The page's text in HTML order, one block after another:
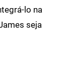
lo na
seja